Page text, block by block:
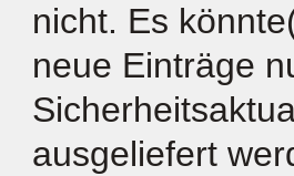
nicht. Es
neue Einträge
ausgeliefert